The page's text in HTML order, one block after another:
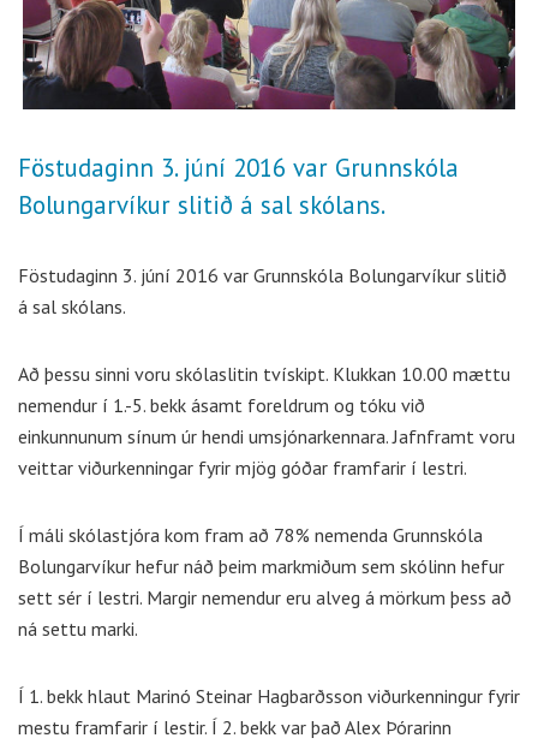
Föstudaginn 3. júní 2016 var Grunnskóla
Bolungarvíkur slitið á sal skólans.
Föstudaginn 3. júní 2016 var Grunnskóla Bolungarvíkur slitið
á sal skólans.
Að þessu sinni voru skólaslitin tvískipt. Klukkan 10.00 mættu
nemendur í 1.-5. bekk ásamt foreldrum og tóku við
einkunnunum sínum úr hendi umsjónarkennara. Jafnframt voru
veittar viðurkenningar fyrir mjög góðar framfarir í lestri.
Í máli skólastjóra kom fram að 78% nemenda Grunnskóla
Bolungarvíkur hefur náð þeim markmiðum sem skólinn hefur
sett sér í lestri. Margir nemendur eru alveg á mörkum þess að
ná settu marki.
Í 1. bekk hlaut Marinó Steinar Hagbarðsson viðurkenningur fyrir
mestu framfarir í lestir. Í 2. bekk var það Alex Þórarinn